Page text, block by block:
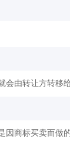
由转让方转移给
商标买卖而做